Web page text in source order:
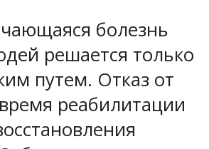
болезнь
решается только
путем. Отказ от
реабилитации